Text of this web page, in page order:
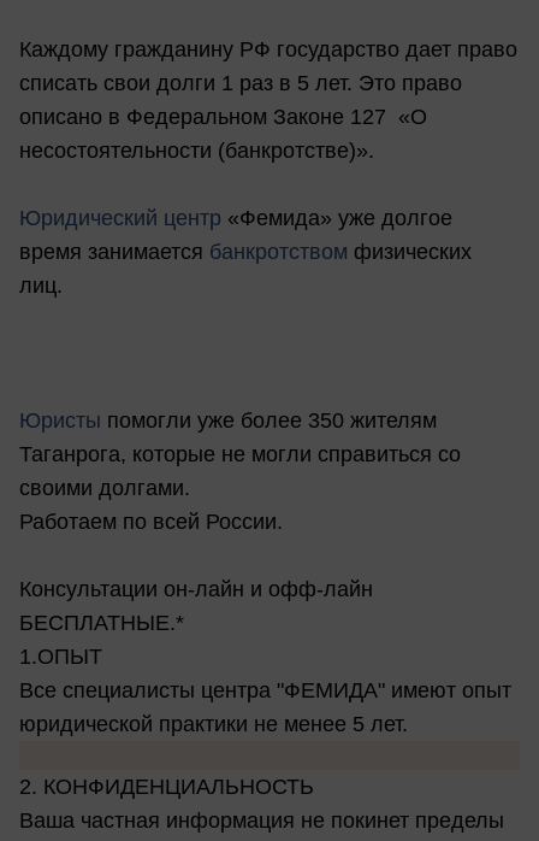
Каждому гражданину РФ государство дает право
списать свои долги 1 раз в 5 лет. Это право
описано в Федеральном Законе 127 «О
несостоятельности (банкротстве)».
Юридический центр «Фемида» уже долгое
время занимается банкротством физических
лиц.
Юристы помогли уже более 350 жителям
Таганрога, которые не могли справиться со
своими долгами.
Работаем по всей России.
Консультации он-лайн и офф-лайн
БЕСПЛАТНЫЕ.*
1.ОПЫТ
Все специалисты центра "ФЕМИДА" имеют опыт
юридической практики не менее 5 лет.
2. КОНФИДЕНЦИАЛЬНОСТЬ
Ваша частная информация не покинет пределы